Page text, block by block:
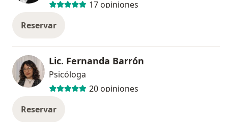
17 opiniones
Reservar
Lic. Fernanda Barrón
Psicóloga
20 opiniones
Reservar